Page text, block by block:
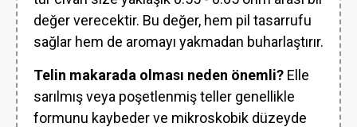
değer verecektir. Bu değer, hem pil tasarrufu
sağlar hem de aromayı yakmadan buharlaştırır.
Telin makarada olması neden önemli? Elle
sarılmış veya poşetlenmiş teller genellikle
formunu kaybeder ve mikroskobik düzeyde